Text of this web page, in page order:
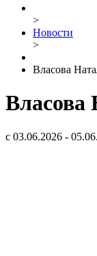
>
Новости
>
Власова
Власова
с 03.06.2026 -